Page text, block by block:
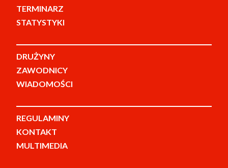
TERMINARZ
STATYSTYKI
DRUŻYNY
ZAWODNICY
WIADOMOŚCI
REGULAMINY
KONTAKT
MULTIMEDIA